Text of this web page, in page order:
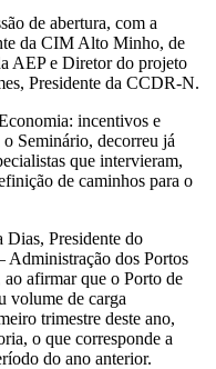
de abertura, com a
da CIM Alto Minho, de
AEP e Diretor do projeto
Presidente da CCDR-N.
incentivos e
o Seminário, decorreu já
que intervieram,
de caminhos para o
Dias, Presidente do
Administração dos Portos
afirmar que o Porto de
volume de carga
trimestre deste ano,
o que corresponde a
do ano anterior.